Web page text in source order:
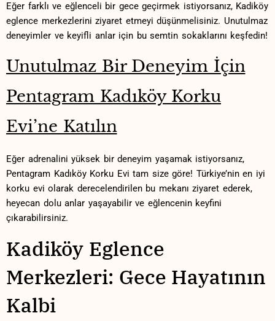
Eğer farklı ve ⁢eğlenceli bir gece ‍geçirmek istiyorsanız, Kadiköy
eglence merkezlerini ziyaret etmeyi düşünmelisiniz. Unutulmaz⁢
deneyimler ve keyifli​ anlar için bu⁢ semtin sokaklarını keşfedin!
Unutulmaz Bir Deneyim⁢ İçin⁢
Pentagram Kadıköy‌ Korku
Evi’ne ⁤Katılın
Eğer adrenalini​ yüksek​ bir deneyim yaşamak istiyorsanız,
Pentagram Kadıköy Korku Evi⁤ tam size göre! ⁢Türkiye’nin en iyi
korku evi olarak derecelendirilen bu mekanı ziyaret ederek,
heyecan⁤ dolu anlar yaşayabilir ve eğlencenin keyfini
çıkarabilirsiniz.
Kadiköy Eglence
Merkezleri:‌ Gece Hayatının
Kalbi